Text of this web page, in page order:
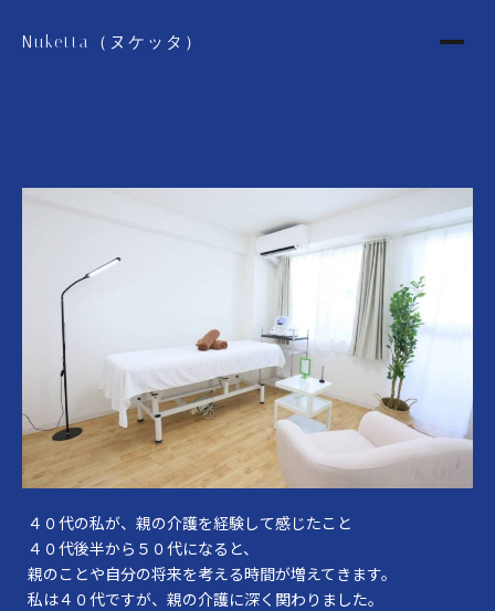
Nuketta（ヌケッタ）
４０代の私が、親の介護を経験して感じたこと
４０代後半から５０代になると、
親のことや自分の将来を考える時間が増えてきます。
私は４０代ですが、親の介護に深く関わりました。